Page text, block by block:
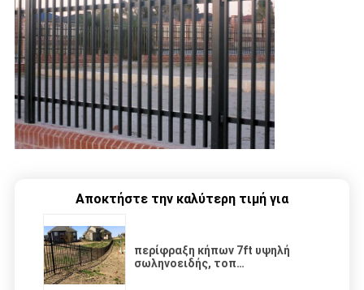
Αποκτήστε την καλύτερη τιμή για
περίφραξη κήπων 7ft υψηλή
σωληνοειδής, τοπ